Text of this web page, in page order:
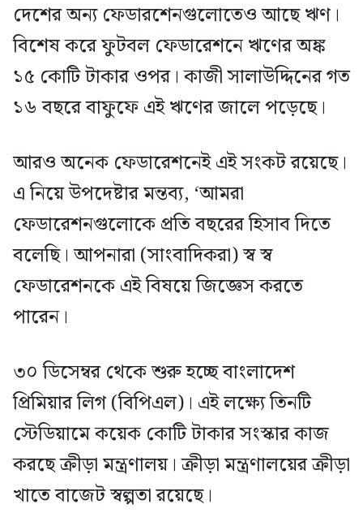
দেশের অন্য ফেডারশেনগুলোতেও আছে ঋণ।
বিশেষ করে ফুটবল ফেডারেশনে ঋণের অঙ্ক
১৫ কোটি টাকার ওপর। কাজী সালাউদ্দিনের গত
১৬ বছরে বাফুফে এই ঋণের জালে পড়েছে।
আরও অনেক ফেডারেশনেই এই সংকট রয়েছে।
এ নিয়ে উপদেষ্টার মন্তব্য,‌ ‘আমরা
ফেডারেশনগুলোকে প্রতি বছরের হিসাব দিতে
বলেছি। আপনারা (সাংবাদিকরা) স্ব স্ব
ফেডারেশনকে এই বিষয়ে জিজ্ঞেস করতে
পারেন।
৩০ ডিসেম্বর থেকে শুরু হচ্ছে বাংলাদেশ
প্রিমিয়ার লিগ (বিপিএল)। এই লক্ষ্যে তিনটি
স্টেডিয়ামে কয়েক কোটি টাকার সংস্কার কাজ
করছে ক্রীড়া মন্ত্রণালয়। ক্রীড়া মন্ত্রণালয়ের ক্রীড়া
খাতে বাজেট স্বল্পতা রয়েছে।